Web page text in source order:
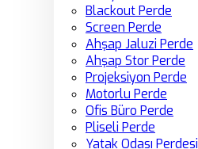
Blackout Perde
Screen Perde
Ahşap Jaluzi Perde
Ahşap Stor Perde
Projeksiyon Perde
Motorlu Perde
Ofis Büro Perde
Pliseli Perde
Yatak Odası Perdesi